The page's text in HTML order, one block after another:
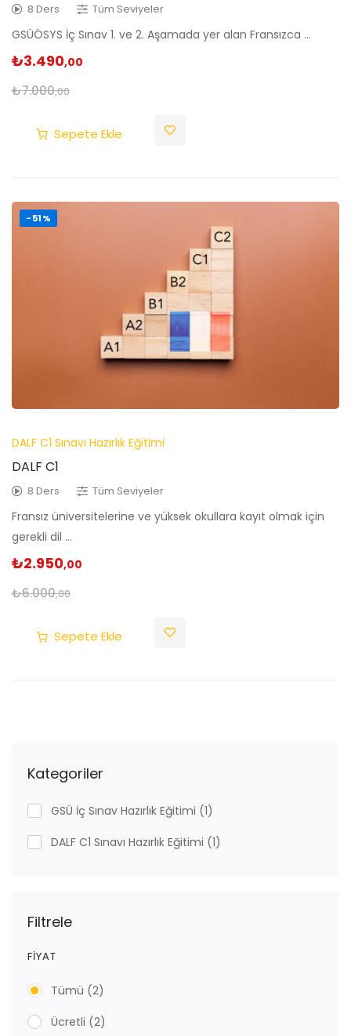
Kategoriler
GSÜ İç Sınav Hazırlık Eğitimi (1)
DALF C1 Sınavı Hazırlık Eğitimi (1)
Filtrele
FIYAT
Tümü (2)
Ücretli (2)
8 Ders Tüm Seviyeler
GSÜÖSYS İç Sınav 1. ve 2. Aşamada yer alan Fransızca …
₺3.490,00
₺7.000,00
Sepete Ekle
-51%
DALF C1 Sınavı Hazırlık Eğitimi
DALF C1
8 Ders Tüm Seviyeler
Fransız üniversitelerine ve yüksek okullara kayıt olmak için
gerekli dil …
₺2.950,00
₺6.000,00
Sepete Ekle